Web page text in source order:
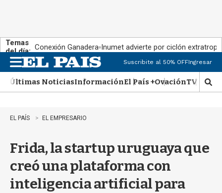
Temas
del día: Conexión Ganadera Inumet advierte por ciclón
n
u
Suscribite al 50% OFFIngresar
Últimas NoticiasInformaciónEl País +OvaciónTV Show
M
o
r
b
EL PAÍS EL EMPRESARIO
Frida, la startup uruguaya que
creó una plataforma con
inteligencia artificial para